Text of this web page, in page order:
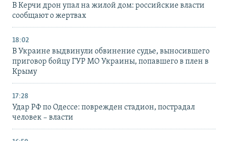
В Керчи дрон упал на жилой дом: российские власти
сообщают о жертвах
18:02
В Украине выдвинули обвинение судье, выносившего
приговор бойцу ГУР МО Украины, попавшего в плен в
Крыму
17:28
Удар РФ по Одессе: поврежден стадион, пострадал
человек – власти